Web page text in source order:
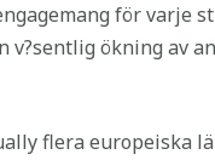
för varje
v?sentlig ökning av
flera europeiska